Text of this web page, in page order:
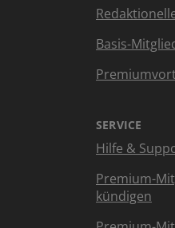
Basis-
SERVICE
Hilfe &
Premium-
kündigen